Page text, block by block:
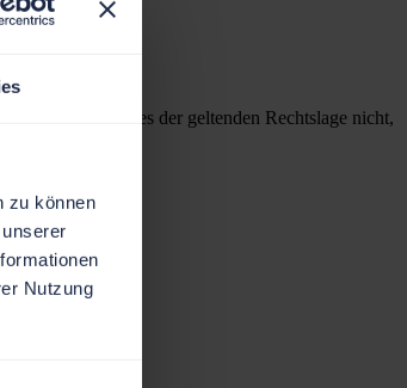
zu können
Nutzung
dieses Textes der geltenden Rechtslage nicht,